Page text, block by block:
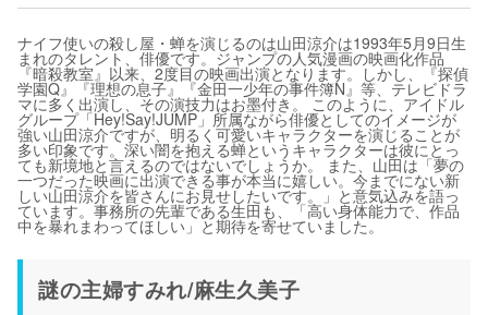
ナイフ使いの殺し屋・蝉を演じるのは山田涼介は1993年5月9日生
まれのタレント、俳優です。ジャンプの人気漫画の映画化作品
『暗殺教室』以来、2度目の映画出演となります。しかし、『探偵
学園Q』『理想の息子』『金田一少年の事件簿N』等、テレビドラ
マに多く出演し、その演技力はお墨付き。 このように、アイドル
グループ「Hey!Say!JUMP」所属ながら俳優としてのイメージが
強い山田涼介ですが、明るく可愛いキャラクターを演じることが
多い印象です。深い闇を抱える蝉というキャラクターは彼にとっ
ても新境地と言えるのではないでしょうか。 また、山田は「夢の
一つだった映画に出演できる事が本当に嬉しい。今までにない新
しい山田涼介を皆さんにお見せしたいです。」と意気込みを語っ
ています。事務所の先輩である生田も、「高い身体能力で、作品
中を暴れまわってほしい」と期待を寄せていました。
謎の主婦すみれ/麻生久美子